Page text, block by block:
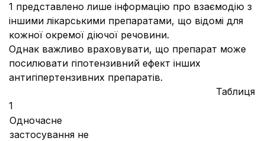
1 представлено лише інформацію про взаємодію з
іншими лікарськими препаратами, що відомі для
кожної окремої діючої речовини.
Однак важливо враховувати, що препарат може
посилювати гіпотензивний ефект інших
антигіпертензивних препаратів.
Таблиця
1
Одночасне
застосування не